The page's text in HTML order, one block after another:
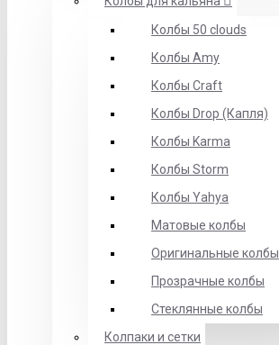
Колбы 50 clouds
Колбы Amy
Колбы Craft
Колбы Drop (Капля)
Колбы Karma
Колбы Storm
Колбы Yahya
Матовые колбы
Оригинальные колбы
Прозрачные колбы
Стеклянные колбы
Колпаки и сетки